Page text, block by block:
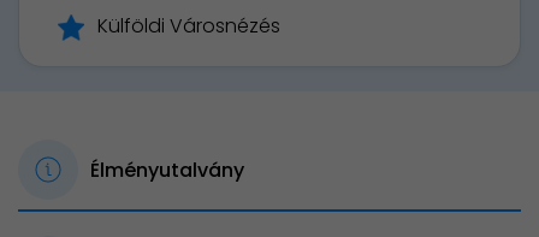
Külföldi Városnézés
Élményutalvány